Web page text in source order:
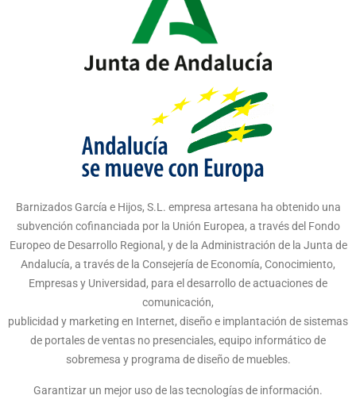
Barnizados García e Hijos, S.L. empresa artesana ha obtenido una
subvención cofinanciada por la Unión Europea, a través del Fondo
Europeo de Desarrollo Regional, y de la Administración de la Junta de
Andalucía, a través de la Consejería de Economía, Conocimiento,
Empresas y Universidad, para el desarrollo de actuaciones de
comunicación,
publicidad y marketing en Internet, diseño e implantación de sistemas
de portales de ventas no presenciales, equipo informático de
sobremesa y programa de diseño de muebles.
Garantizar un mejor uso de las tecnologías de información.